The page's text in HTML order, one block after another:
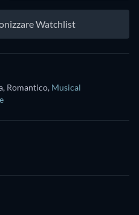
Watchlist
Romantico, Musical